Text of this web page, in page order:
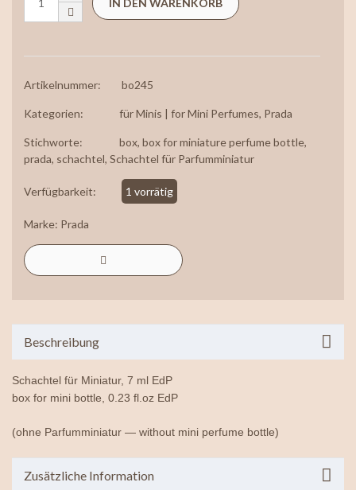
IN DEN WARENKORB
Artikelnummer: bo245
Kategorien: für Minis | for Mini Perfumes, Prada
Stichworte: box, box for miniature perfume bottle,
prada, schachtel, Schachtel für Parfumminiatur
Verfügbarkeit: 1 vorrätig
Marke: Prada
Beschreibung
Schachtel für Miniatur, 7 ml EdP
box for mini bottle, 0.23 fl.oz EdP
(ohne Parfumminiatur — without mini perfume bottle)
Zusätzliche Information